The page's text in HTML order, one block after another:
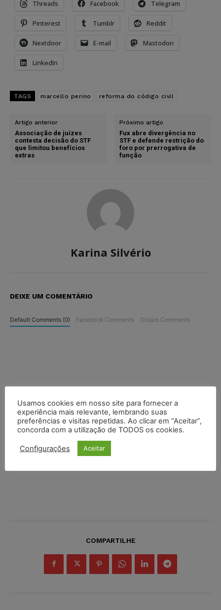
Threads Facebook Telegram
Pinterest Tumblr Reddit
Nextdoor E-mail Mastodon
LinkedIn
TAGS marcello perino reforma do código civil
Artigo anterior
Associação de juízes
contesta decisão do STF
que limitou benefícios
extras
Próximo artigo
Fux abre divergência no
STF e defende restrição do
foro por prerrogativa de
função
Karina Silvério
DEIXE UM COMENTÁRIO
Default Comments (0) Facebook Comments Disqus Comments
COMPARTILHE
Usamos cookies em nosso site para fornecer a
experiência mais relevante, lembrando suas
preferências e visitas repetidas. Ao clicar em “Aceitar”,
concorda com a utilização de TODOS os cookies.
Configurações Aceitar